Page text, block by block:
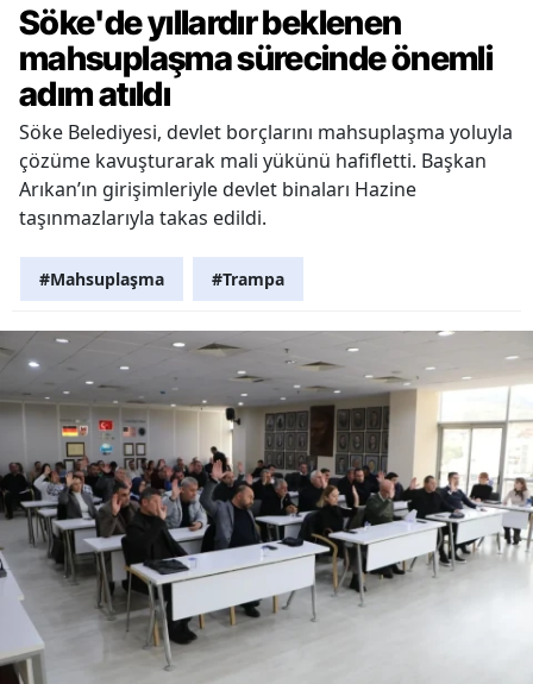
Söke'de yıllardır beklenen
mahsuplaşma sürecinde önemli
adım atıldı
Söke Belediyesi, devlet borçlarını mahsuplaşma yoluyla
çözüme kavuşturarak mali yükünü hafifletti. Başkan
Arıkan’ın girişimleriyle devlet binaları Hazine
taşınmazlarıyla takas edildi.
#Mahsuplaşma #Trampa